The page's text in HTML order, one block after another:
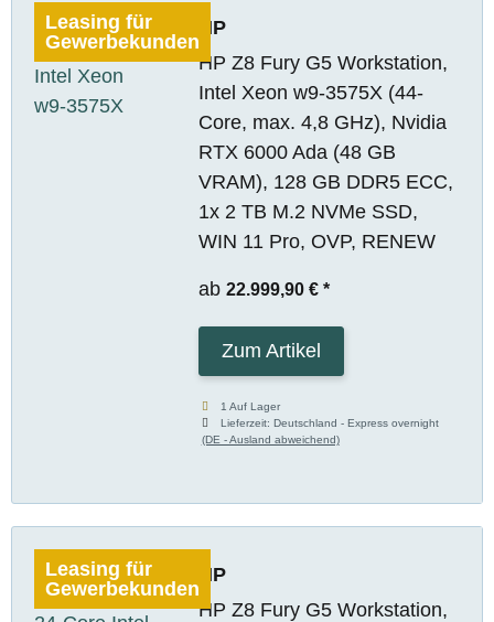
Leasing für
Gewerbekunden
HP
HP Z8 Fury G5 Workstation,
Intel Xeon w9-3575X (44-
Core, max. 4,8 GHz), Nvidia
RTX 6000 Ada (48 GB
VRAM), 128 GB DDR5 ECC,
1x 2 TB M.2 NVMe SSD,
WIN 11 Pro, OVP, RENEW
ab 22.999,90 € *
Zum Artikel
1 Auf Lager
Lieferzeit:Deutschland - Express overnight
(DE - Ausland abweichend)
Leasing für
Gewerbekunden
HP
HP Z8 Fury G5 Workstation,